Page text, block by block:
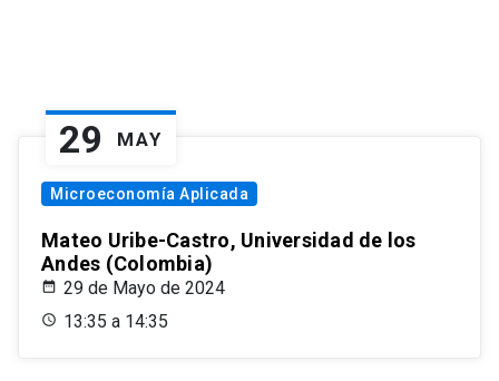
29 MAY
Microeconomía Aplicada
Mateo Uribe-Castro, Universidad de los
Andes (Colombia)
29 de Mayo de 2024
13:35 a 14:35